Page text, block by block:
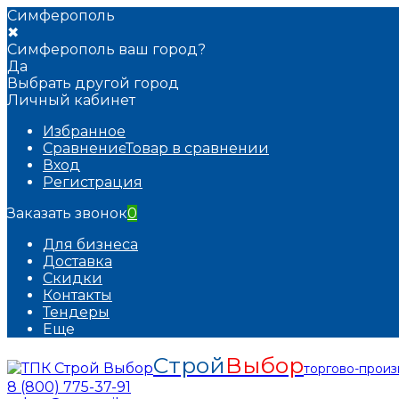
Симферополь
✖
Симферополь ваш город?
Да
Выбрать другой город
Личный кабинет
Избранное
СравнениеТовар в сравнении
Вход
Регистрация
Заказать звонок0
Для бизнеса
Доставка
Скидки
Контакты
Тендеры
Еще
Строй Выборторгово-
8 (800) 775-37-91